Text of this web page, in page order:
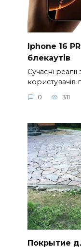
Iphone 16
блекаутів
Сучасні
0 311
Покрытие